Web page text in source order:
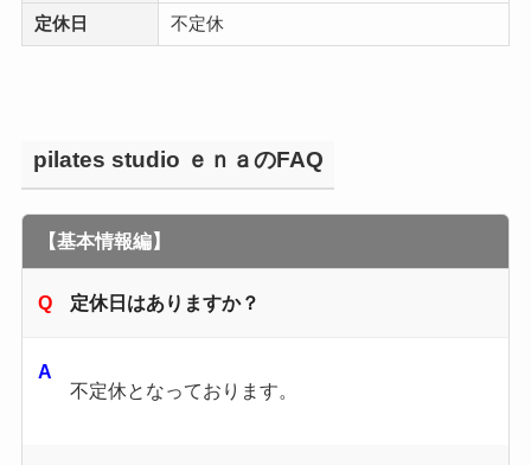
定休日 不定休
pilates studio ｅｎａのFAQ
【基本情報編】
定休日はありますか？
不定休となっております。